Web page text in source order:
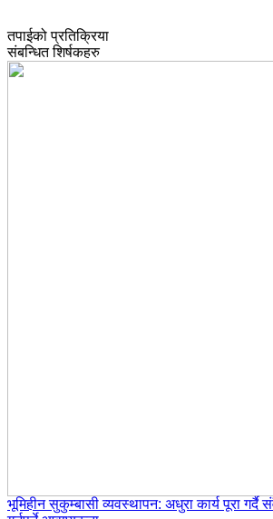
तपाईको प्रतिक्रिया
संबन्धित शिर्षकहरु
भूमिहीन सुकुम्बासी व्यवस्थापन: अधुरा कार्य पूरा गर्दै